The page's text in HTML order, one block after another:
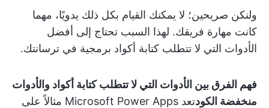
ولنكن صريحين؛ لا يمكنك القيام بكل ذلك يدويًا، مهما
كانت مهارة فريقك. لهذا السبب تحتاج إلى أفضل
الأدوات التي لا تتطلب كتابة أكواد برمجية في ترسانتك.
فهم الفرق بين الأدوات التي لا تتطلب كتابة أكواد والأدوات
منخفضة الكود
تعد Microsoft Power Apps مثالاً على